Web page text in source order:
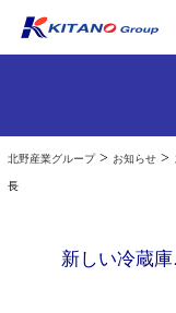
北野産業グループ> お知らせ >
長
新しい冷蔵